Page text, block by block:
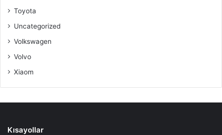
Toyota
Uncategorized
Volkswagen
Volvo
Xiaom
Kısayollar